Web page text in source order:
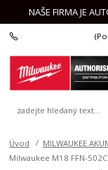
NAŠE FIRMA JE
Úvod MILWAUKEE
Milwaukee M18 FFN-